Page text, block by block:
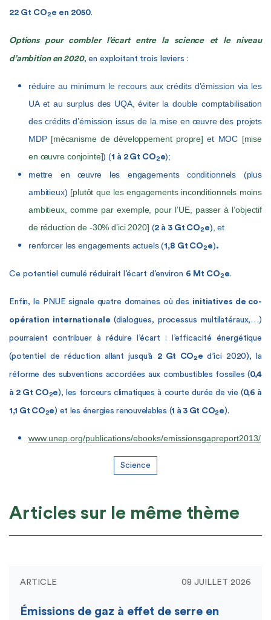
22 Gt CO2 e en 2050.
Options pour combler l’écart entre la science et le niveau
d’ambition en 2020, en exploitant trois leviers :
réduire au minimum le recours aux crédits d’émission via les
UA et au surplus des UQA, éviter la double comptabilisation
des crédits d’émission issus de la mise en œuvre des projets
MDP [mécanisme de développement propre]et MOC [mise
en œuvre conjointe]) (1 à 2 Gt CO2 e);
mettre en œuvre les engagements conditionnels (plus
ambitieux) [plutôt que les engagements inconditionnels moins
ambitieux, comme par exemple, pour l’UE, passer à l’objectif
de réduction de -30% d’ici 2020] (2 à 3 Gt CO2 e), et
renforcer les engagements actuels (1,8 Gt CO2 e).
Ce potentiel cumulé réduirait l’écart d’environ 6 Mt CO2 e.
Enfin, le PNUE signale quatre domaines où des initiatives de co-
opération internationale (dialogues, processus multilatéraux,…)
pourraient contribuer à réduire l’écart : l’efficacité énergétique
(potentiel de réduction allant jusqu’à 2 Gt CO2 ed’ici 2020), la
réforme des subventions accordées aux combustibles fossiles (0,4
à 2 Gt CO2e), les forceurs climatiques à courte durée de vie (0,6 à
1,1 Gt CO2e) et les énergies renouvelables (1 à 3 Gt CO2 e).
www.unep.org/publications/ebooks/emissionsgapreport2013/
Science
Articles sur le même thème
ARTICLE 08 JUILLET 2026
Émissions de gaz à effet de serre en